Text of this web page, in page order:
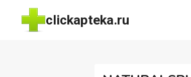
Перейти
содержимому
clickapteka.ru